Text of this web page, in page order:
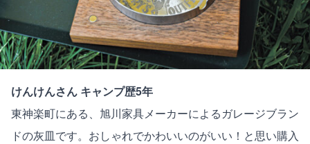
けんけんさん キャンプ歴5年
東神楽町にある、旭川家具メーカーによるガレージブラン
ドの灰皿です。おしゃれでかわいいのがいい！と思い購入